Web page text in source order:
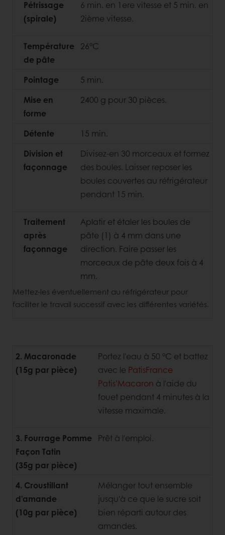
Pétrissage
(spirale)
6 min. en 1ere vitesse et 5 min. en
2ième vitesse.
Température
de pâte
26°C
Pointage
5 min.
Mise en
forme
2400 g pour 30 pièces.
Détente
15 min.
Division et
façonnage
Divisez-en 30 morceaux et formez
des boules. Laisser reposer les
boules couvertes au réfrigérateur
pendant 15 min.
Traitement
après
façonnage
Aplatir et étaler les boules de
pâte (1) à 4 mm dans une
direction. Faire passer les
morceaux de pâte deux fois à 4
mm.
Mettez-les éventuellement au réfrigérateur pour
faciliter le travail successif avec les différentes variétés.
2. Macaronade
(15g par pièce)
Portez l'eau à 50 °C et battez
avec le PatisFrance
Patis’Macaron à l'aide du
fouet pendant 4 minutes à la
vitesse maximale.
3. Fourrage Pomme
Façon Tatin
(35g par pièce)
Prêt à l'emploi.
4. Croustillant
d’amande
(10g par pièce)
Mélanger tout ensemble
jusqu'à ce que le sucre soit
bien réparti autour des
amandes.